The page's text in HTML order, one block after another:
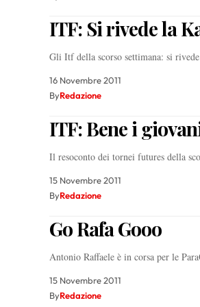
ITF: Si rivede la
Gli Itf della scorso settimana: si
16 Novembre 2011
ByRedazione
ITF: Bene i
Il resoconto dei tornei futures della
15 Novembre 2011
ByRedazione
Go Rafa Gooo
Antonio Raffaele è in corsa per le
15 Novembre 2011
ByRedazione